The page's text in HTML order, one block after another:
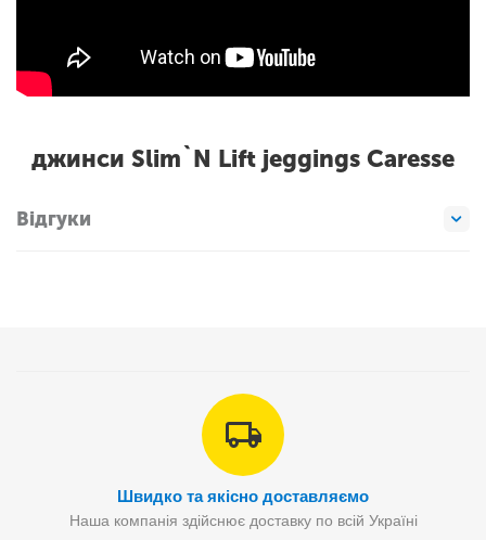
джинси Slim`N Lift jeggings Caresse
Відгуки
Швидко та якісно доставляємо
Наша компанія здійснює доставку по всій Україні